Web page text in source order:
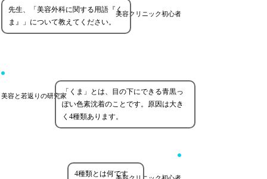
美容クリニック初心者
先生、「美容外科に関する用語『く
ま』」について教えてください。
美容と若返りの研究家「くま」とは、目の下にできる青黒っ
ぽい色素沈着のことです。原因は大き
く4種類あります。
美容クリニック初心者
4種類とは何です